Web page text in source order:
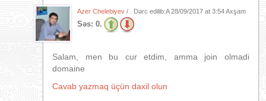
Azer Chelebiyev / . Dərc edilib:A28/09/2017 at 3:54 Axşam
Səs: 0.
Salam, men bu cur etdim, amma join olmadi
domaine
Cavab yazmaq üçün daxil olun